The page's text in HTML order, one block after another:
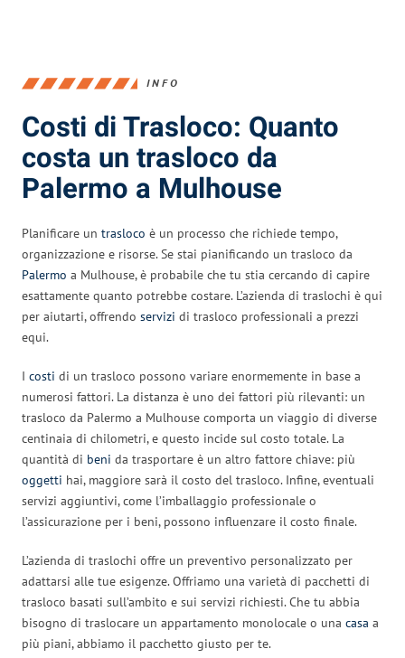
INFO
Costi di Trasloco: Quanto
costa un trasloco da
Palermo a Mulhouse
Planificare un trasloco è un processo che richiede tempo,
organizzazione e risorse. Se stai pianificando un trasloco da
Palermo a Mulhouse, è probabile che tu stia cercando di capire
esattamente quanto potrebbe costare. L’azienda di traslochi è qui
per aiutarti, offrendo servizi di trasloco professionali a prezzi
equi.
I costi di un trasloco possono variare enormemente in base a
numerosi fattori. La distanza è uno dei fattori più rilevanti: un
trasloco da Palermo a Mulhouse comporta un viaggio di diverse
centinaia di chilometri, e questo incide sul costo totale. La
quantità di beni da trasportare è un altro fattore chiave: più
oggetti hai, maggiore sarà il costo del trasloco. Infine, eventuali
servizi aggiuntivi, come l’imballaggio professionale o
l’assicurazione per i beni, possono influenzare il costo finale.
L’azienda di traslochi offre un preventivo personalizzato per
adattarsi alle tue esigenze. Offriamo una varietà di pacchetti di
trasloco basati sull’ambito e sui servizi richiesti. Che tu abbia
bisogno di traslocare un appartamento monolocale o una casa a
più piani, abbiamo il pacchetto giusto per te.